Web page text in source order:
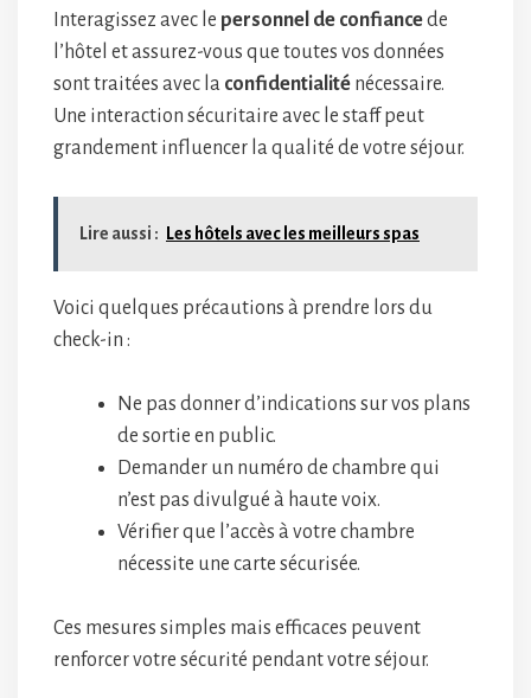
Interagissez avec le personnel de confiancede
l’hôtel et assurez-vous que toutes vos données
sont traitées avec la confidentialité nécessaire.
Une interaction sécuritaire avec le staff peut
grandement influencer la qualité de votre séjour.
Lire aussi : Les hôtels avec les meilleurs spas
Voici quelques précautions à prendre lors du
check-in :
Ne pas donner d’indications sur vos plans
de sortie en public.
Demander un numéro de chambre qui
n’est pas divulgué à haute voix.
Vérifier que l’accès à votre chambre
nécessite une carte sécurisée.
Ces mesures simples mais efficaces peuvent
renforcer votre sécurité pendant votre séjour.